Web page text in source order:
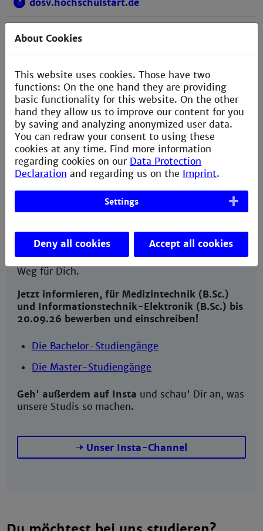
dosv.hochschulstart.de
Mannheim
Bachelorstudiengänge
Für Studieninteressierte
Noch Plätze frei! Entdecke unsere Bachelor- und
Master-Studiengänge und finde den perfekten
Weg für Dich.
Jetzt informieren, für Medizintechnik (B.Sc.)
und Informationstechnik-Elektronik (B.Sc.) bis
20.09.26 bewerben und einschreiben!
Die Bachelor-Studiengänge
Die Master-Studiengänge
Geh' außerdem auf Insta und schau' Dir an, was
unsere Studis so machen.
Unser Insta-Channel
About Cookies
This website uses cookies. Those have two
functions: On the one hand they are providing
basic functionality for this website. On the other
hand they allow us to improve our content for you
by saving and analyzing anonymized user data.
You can redraw your consent to using these
cookies at any time. Find more information
regarding cookies on our Data Protection
Declaration and regarding us on the Imprint.
Settings
Deny all cookies Accept all cookies